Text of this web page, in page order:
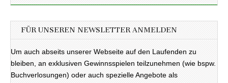
FÜR UNSEREN NEWSLETTER ANMELDEN
Um auch abseits unserer Webseite auf den Laufenden zu
bleiben, an exklusiven Gewinnsspielen teilzunehmen (wie bspw.
Buchverlosungen) oder auch spezielle Angebote als